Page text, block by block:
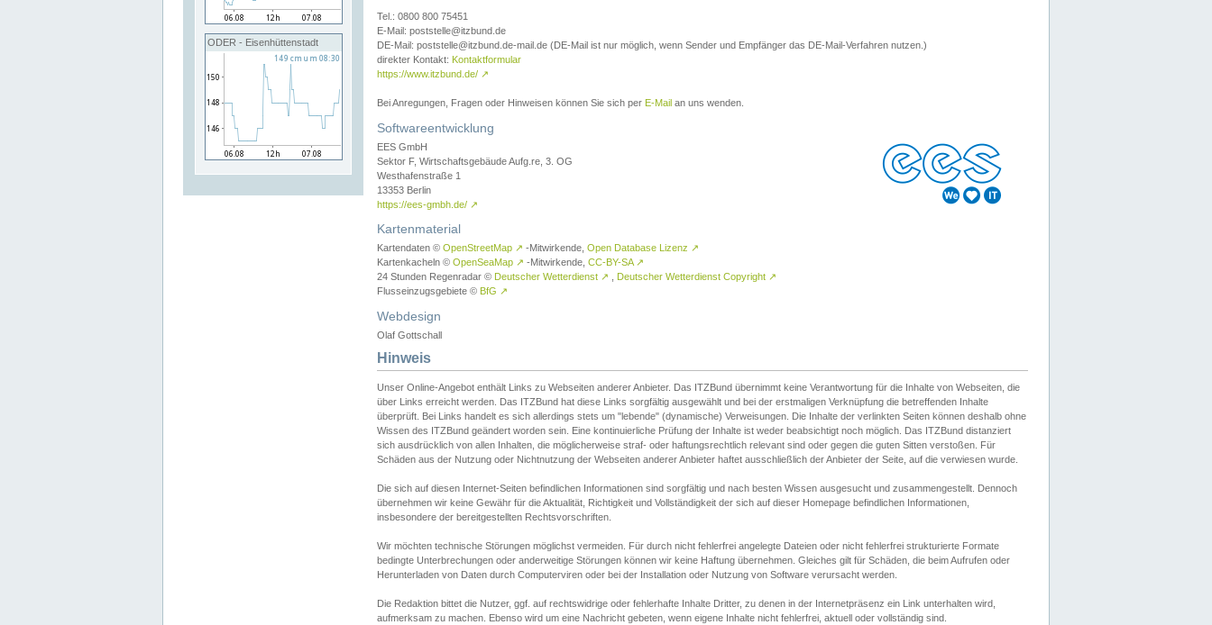
ODER - Eisenhüttenstadt
Tel.: 0800 800 75451
E-Mail: poststelle@itzbund.de
DE-Mail: poststelle@itzbund.de-mail.de (DE-Mail ist nur möglich, wenn Sender und Empfänger das DE-Mail-Verfahren nutzen.)
direkter Kontakt: Kontaktformular
https://www.itzbund.de/ ↗
Bei Anregungen, Fragen oder Hinweisen können Sie sich per E-Mail an uns wenden.
Softwareentwicklung
EES GmbH
Sektor F, Wirtschaftsgebäude Aufg.re, 3. OG
Westhafenstraße 1
13353 Berlin
https://ees-gmbh.de/ ↗
Kartenmaterial
Kartendaten © OpenStreetMap ↗ -Mitwirkende, Open Database Lizenz ↗
Kartenkacheln © OpenSeaMap ↗ -Mitwirkende, CC-BY-SA ↗
24 Stunden Regenradar © Deutscher Wetterdienst ↗ Deutscher Wetterdienst Copyright ↗
Flusseinzugsgebiete © BfG ↗
Webdesign
Olaf Gottschall
Hinweis
Unser Online-Angebot enthält Links zu Webseiten anderer Anbieter. Das ITZBund übernimmt keine Verantwortung für die Inhalte von Webseiten, die
über Links erreicht werden. Das ITZBund hat diese Links sorgfältig ausgewählt und bei der erstmaligen Verknüpfung die betreffenden Inhalte
überprüft. Bei Links handelt es sich allerdings stets um "lebende" (dynamische) Verweisungen. Die Inhalte der verlinkten Seiten können deshalb ohne
Wissen des ITZBund geändert worden sein. Eine kontinuierliche Prüfung der Inhalte ist weder beabsichtigt noch möglich. Das ITZBund distanziert
sich ausdrücklich von allen Inhalten, die möglicherweise straf- oder haftungsrechtlich relevant sind oder gegen die guten Sitten verstoßen. Für
Schäden aus der Nutzung oder Nichtnutzung der Webseiten anderer Anbieter haftet ausschließlich der Anbieter der Seite, auf die verwiesen wurde.
Die sich auf diesen Internet-Seiten befindlichen Informationen sind sorgfältig und nach besten Wissen ausgesucht und zusammengestellt. Dennoch
übernehmen wir keine Gewähr für die Aktualität, Richtigkeit und Vollständigkeit der sich auf dieser Homepage befindlichen Informationen,
insbesondere der bereitgestellten Rechtsvorschriften.
Wir möchten technische Störungen möglichst vermeiden. Für durch nicht fehlerfrei angelegte Dateien oder nicht fehlerfrei strukturierte Formate
bedingte Unterbrechungen oder anderweitige Störungen können wir keine Haftung übernehmen. Gleiches gilt für Schäden, die beim Aufrufen oder
Herunterladen von Daten durch Computerviren oder bei der Installation oder Nutzung von Software verursacht werden.
Die Redaktion bittet die Nutzer, ggf. auf rechtswidrige oder fehlerhafte Inhalte Dritter, zu denen in der Internetpräsenz ein Link unterhalten wird,
aufmerksam zu machen. Ebenso wird um eine Nachricht gebeten, wenn eigene Inhalte nicht fehlerfrei, aktuell oder vollständig sind.